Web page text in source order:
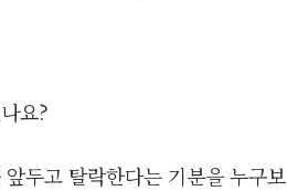
요?
두고 탈락한다는 기분을 누구보